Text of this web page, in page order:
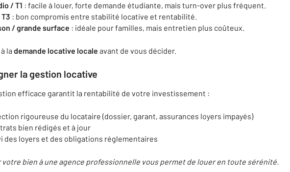
/ T1 : facile à louer, forte demande étudiante, mais turn-over plus fréquent.
: bon compromis entre stabilité locative et rentabilité.
/ grande surface : idéale pour familles, mais entretien plus coûteux.
la demande locative locale avant de vous décider.
la gestion locative
efficace garantit la rentabilité de votre investissement :
rigoureuse du locataire (dossier, garant, assurances loyers impayés)
bien rédigés et à jour
des loyers et des obligations réglementaires
votre bien à une agence professionnelle vous permet de louer en toute sérénité.